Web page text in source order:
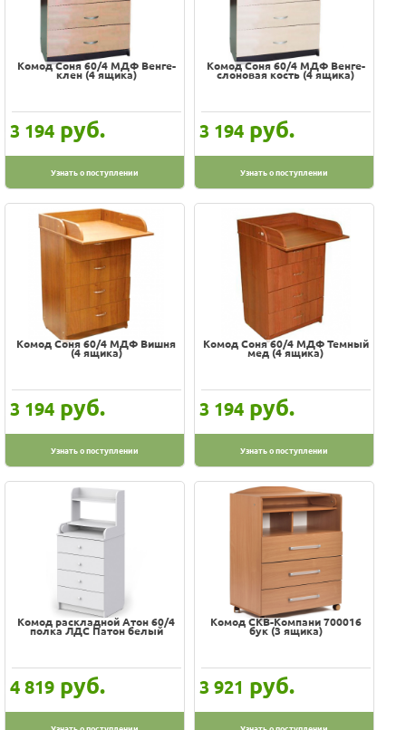
Комод Соня 60/4 МДФ Венге-
клен (4 ящика)
3 194 руб.
Узнать о поступлении
Комод Соня 60/4 МДФ Венге-
слоновая кость (4 ящика)
3 194 руб.
Узнать о поступлении
Комод Соня 60/4 МДФ Вишня
(4 ящика)
3 194 руб.
Узнать о поступлении
Комод Соня 60/4 МДФ Темный
мед (4 ящика)
3 194 руб.
Узнать о поступлении
Комод раскладной Атон 60/4
полка ЛДС Патон белый
4 819 руб.
Комод СКВ-Компани 700016
бук (3 ящика)
3 921 руб.